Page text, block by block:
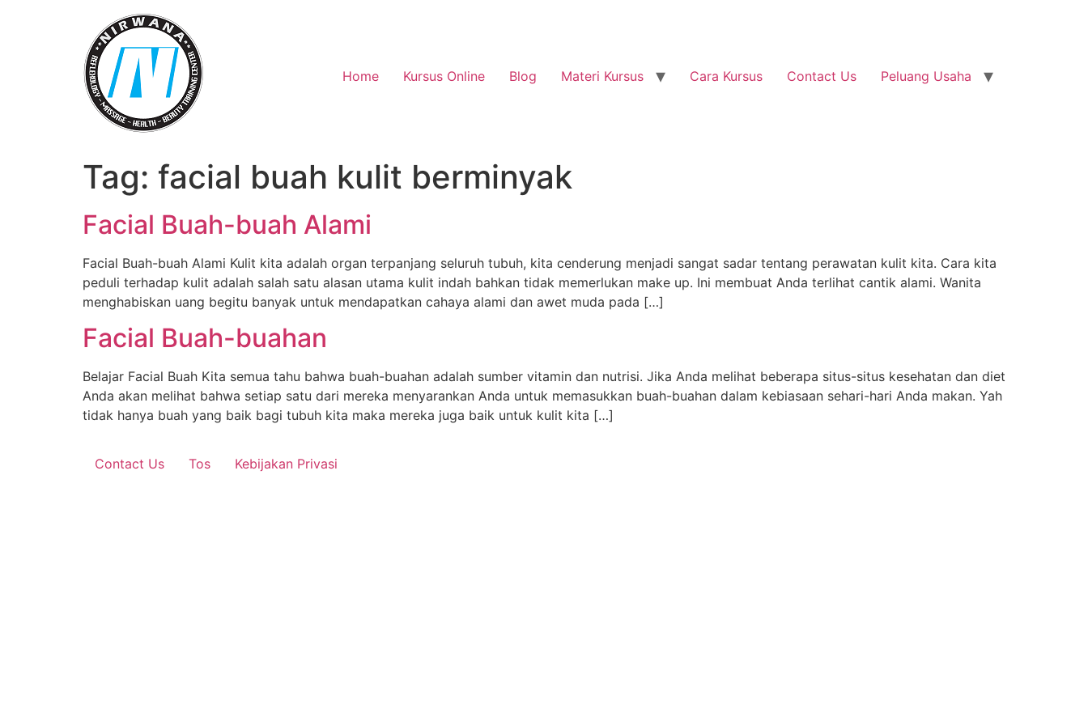
Home
Kursus Online Blog Materi Kursus Cara Kursus Contact Us Peluang Usaha
Tag: facial buah kulit berminyak
Facial Buah-buah Alami
Facial Buah-buah Alami Kulit kita adalah organ terpanjang seluruh tubuh, kita cenderung menjadi sangat sadar tentang perawatan kulit kita. Cara kita
peduli terhadap kulit adalah salah satu alasan utama kulit indah bahkan tidak memerlukan make up. Ini membuat Anda terlihat cantik alami. Wanita
menghabiskan uang begitu banyak untuk mendapatkan cahaya alami dan awet muda pada […]
Facial Buah-buahan
Belajar Facial Buah Kita semua tahu bahwa buah-buahan adalah sumber vitamin dan nutrisi. Jika Anda melihat beberapa situs-situs kesehatan dan diet
Anda akan melihat bahwa setiap satu dari mereka menyarankan Anda untuk memasukkan buah-buahan dalam kebiasaan sehari-hari Anda makan. Yah
tidak hanya buah yang baik bagi tubuh kita maka mereka juga baik untuk kulit kita […]
Contact Us Tos Kebijakan Privasi